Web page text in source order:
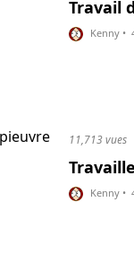
Travail
Kenny •
11,713 vues
Kenny •